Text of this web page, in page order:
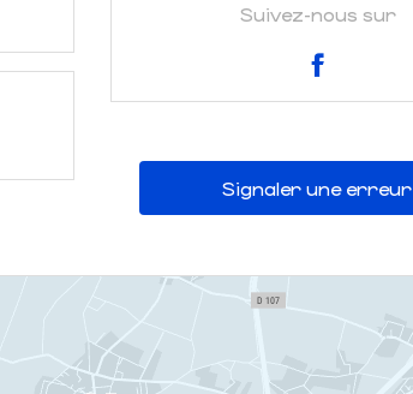
Suivez-nous sur
Signaler une erreur